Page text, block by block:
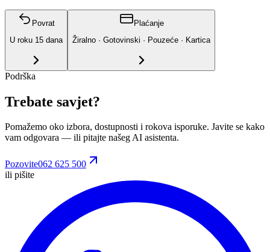
Povrat
U roku 15 dana
Plaćanje
Žiralno · Gotovinski · Pouzeće · Kartica
Podrška
Trebate savjet?
Pomažemo oko izbora, dostupnosti i rokova isporuke. Javite se kako
vam odgovara — ili pitajte našeg AI asistenta.
Pozovite062 625 500
ili pišite